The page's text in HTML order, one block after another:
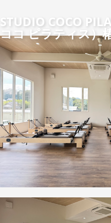
STUDIO COCO
ココ ピラティス）